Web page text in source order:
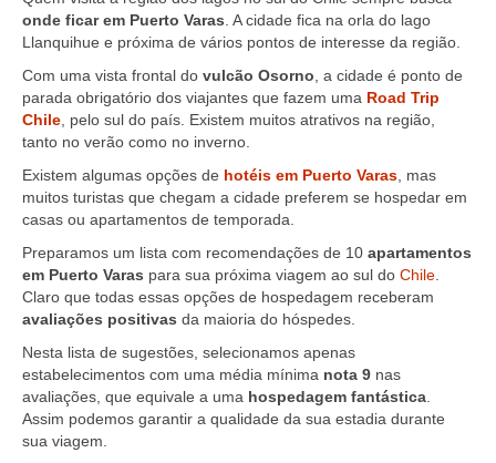
onde ficar em Puerto Varas. A cidade fica na orla do lago
Llanquihue e próxima de vários pontos de interesse da região.
Com uma vista frontal do vulcão Osorno, a cidade é ponto de
parada obrigatório dos viajantes que fazem uma Road Trip
Chile, pelo sul do país. Existem muitos atrativos na região,
tanto no verão como no inverno.
Existem algumas opções de hotéis em Puerto Varas, mas
muitos turistas que chegam a cidade preferem se hospedar em
casas ou apartamentos de temporada.
Preparamos um lista com recomendações de 10 apartamentos
em Puerto Varas para sua próxima viagem ao sul do Chile.
Claro que todas essas opções de hospedagem receberam
avaliações positivas da maioria do hóspedes.
Nesta lista de sugestões, selecionamos apenas
estabelecimentos com uma média mínima nota 9 nas
avaliações, que equivale a uma hospedagem fantástica.
Assim podemos garantir a qualidade da sua estadia durante
sua viagem.